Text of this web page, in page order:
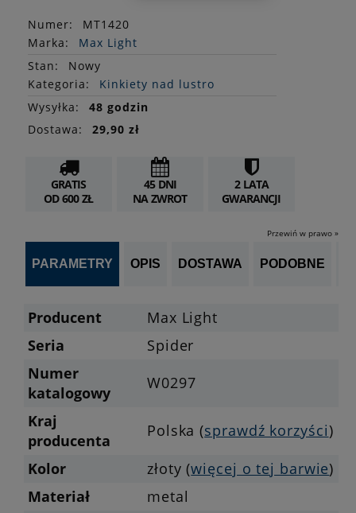
Numer:
MT1420
Marka:
Max Light
Stan:
Nowy
Kategoria:
Kinkiety nad lustro
Wysyłka:
48 godzin
Dostawa:
29,90 zł
GRATIS
OD 600 ZŁ
45 DNI
NA ZWROT
2 LATA
GWARANCJI
Przewiń w prawo »
PARAMETRY OPIS DOSTAWA PODOBNE
Producent
Max Light
Seria
Spider
Numer
katalogowy
W0297
Kraj
producenta
Polska (sprawdź korzyści)
Kolor
złoty (więcej o tej barwie)
Materiał
metal